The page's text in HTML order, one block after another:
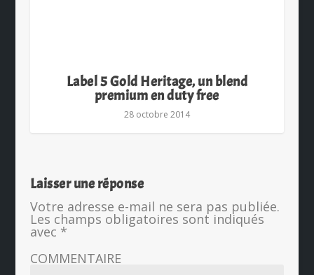
Label 5 Gold Heritage, un blend
premium en duty free
28 octobre 2014
Laisser une réponse
Votre adresse e-mail ne sera pas publiée.
Les champs obligatoires sont indiqués
avec *
COMMENTAIRE